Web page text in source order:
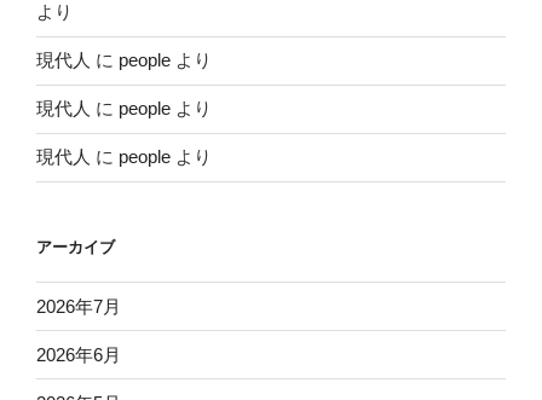
より
現代人 に people より
現代人 に people より
現代人 に people より
アーカイブ
2026年7月
2026年6月